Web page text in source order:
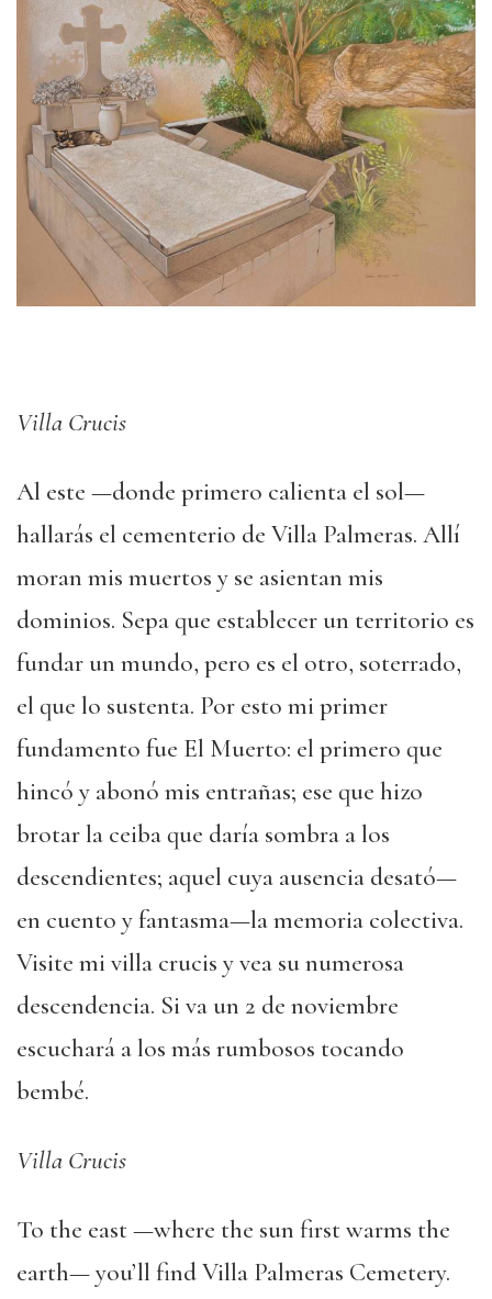
Villa Crucis
Al este —donde primero calienta el sol—
hallarás el cementerio de Villa Palmeras. Allí
moran mis muertos y se asientan mis
dominios. Sepa que establecer un territorio es
fundar un mundo, pero es el otro, soterrado,
el que lo sustenta. Por esto mi primer
fundamento fue El Muerto: el primero que
hincó y abonó mis entrañas; ese que hizo
brotar la ceiba que daría sombra a los
descendientes; aquel cuya ausencia desató—
en cuento y fantasma—la memoria colectiva.
Visite mi villa crucis y vea su numerosa
descendencia. Si va un 2 de noviembre
escuchará a los más rumbosos tocando
bembé.
Villa Crucis
To the east —where the sun first warms the
earth— you’ll find Villa Palmeras Cemetery.